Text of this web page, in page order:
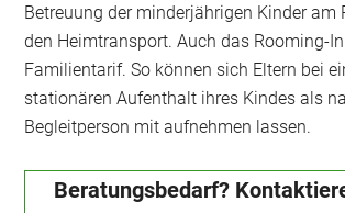
Betreuung der minderjährigen Kinder am
den Heimtransport. Auch das Rooming-
Familientarif. So können sich Eltern bei
stationären Aufenthalt ihres Kindes als
Begleitperson mit aufnehmen lassen.
Beratungsbedarf?